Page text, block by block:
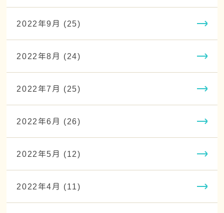
2022年9月 (25)
2022年8月 (24)
2022年7月 (25)
2022年6月 (26)
2022年5月 (12)
2022年4月 (11)